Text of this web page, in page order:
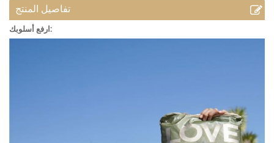
تفاصيل المنتج
ارفع أسلوبك: